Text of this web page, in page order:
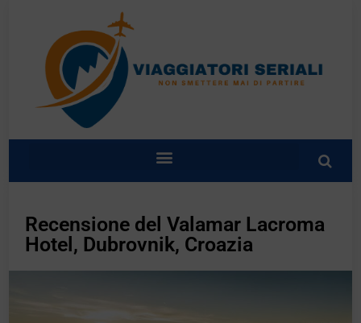
Recensione del Valamar Lacroma
Hotel, Dubrovnik, Croazia